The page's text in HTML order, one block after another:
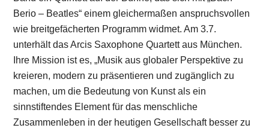
Berio – Beatles“ einem gleichermaßen anspruchsvollen
wie breitgefächerten Programm widmet. Am 3.7.
unterhält das Arcis Saxophone Quartett aus München.
Ihre Mission ist es, „Musik aus globaler Perspektive zu
kreieren, modern zu präsentieren und zugänglich zu
machen, um die Bedeutung von Kunst als ein
sinnstiftendes Element für das menschliche
Zusammenleben in der heutigen Gesellschaft besser zu